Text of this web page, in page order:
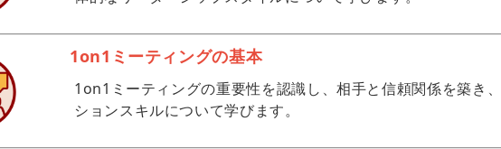
1on1ミーティングの基本
1on1ミーティングの重要性を認識し、相手と信頼関係を築き
ションスキルについて学びます。